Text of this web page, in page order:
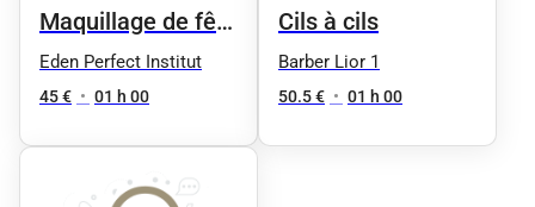
Maquillage de fête
- flash
Eden Perfect Institut
45 € • 01 h 00
Cils à cils
Barber Lior 1
50.5 € • 01 h 00